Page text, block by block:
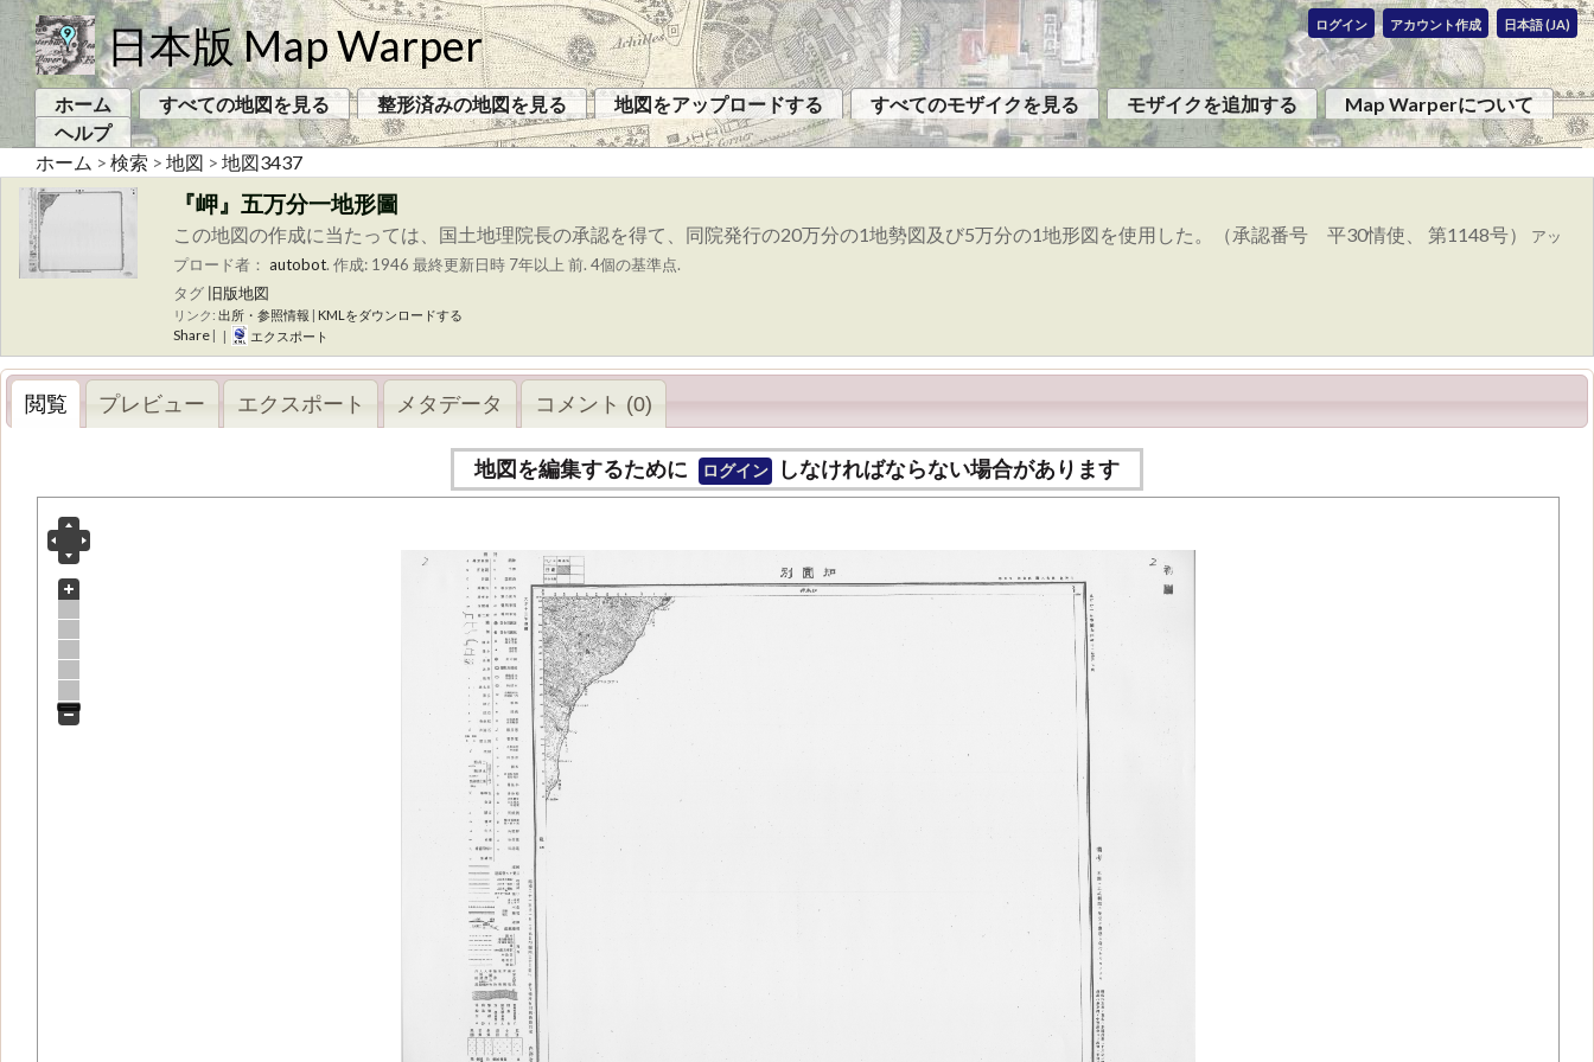
日本版 Map Warper ログイン アカウント作成 日本語 (JA)
ホーム すべての地図を見る 整形済みの地図を見る 地図をアップロードする すべてのモザイクを見る モザイクを追加する
Map Warperについて
ヘルプ
ホーム > 検索 > 地図 > 地図3437
『岬』五万分一地形圖
この地図の作成に当たっては、国土地理院長の承認を得て、同院発行の20万分の1地勢図及び5万分の1地形図を使用した。（承認番号 平30情使、 第1148号）
アッ
プロード者： autobot. 作成: 1946 最終更新日時 7年以上 前. 4個の基準点.
タグ 旧版地図
リンク: 出所・参照情報 | KMLをダウンロードする
Share | | エクスポート
閲覧 プレビュー エクスポート メタデータ コメント (0)
地図を編集するために ログイン しなければならない場合があります